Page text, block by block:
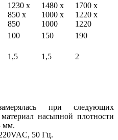
1230 х
850 х
850
1480 х
1000 х
1000
1700 х
1220 х
1220
100 150
190
1,5 1,5 2
при следующих
насыпной плотности
мм.
50 Гц.